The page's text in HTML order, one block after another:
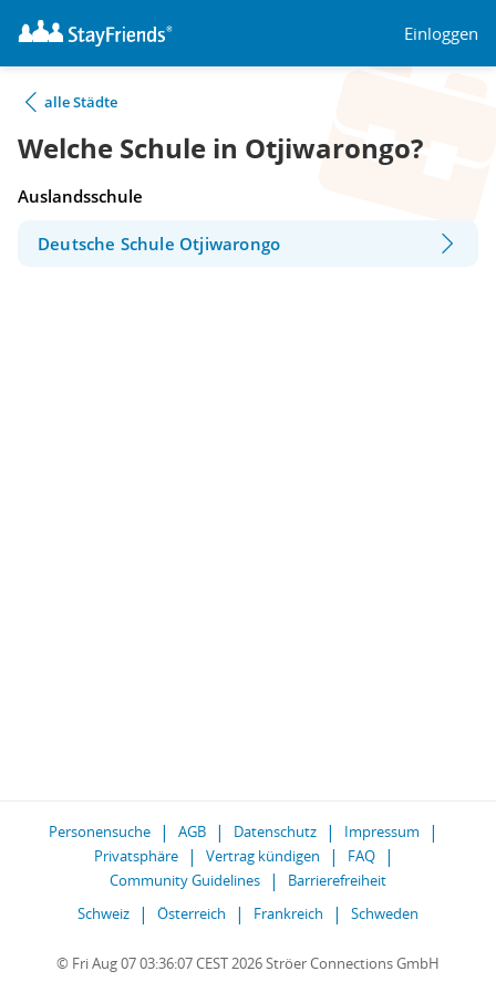
Einloggen
alle Städte
Welche Schule in Otjiwarongo?
Auslandsschule
Deutsche Schule Otjiwarongo
Personensuche AGB Datenschutz
Impressum
Privatsphäre
Vertrag kündigen
FAQ
Community Guidelines
Barrierefreiheit
Schweiz
Österreich Frankreich Schweden
© Fri Aug 07 03:36:07 CEST 2026 Ströer Connections GmbH